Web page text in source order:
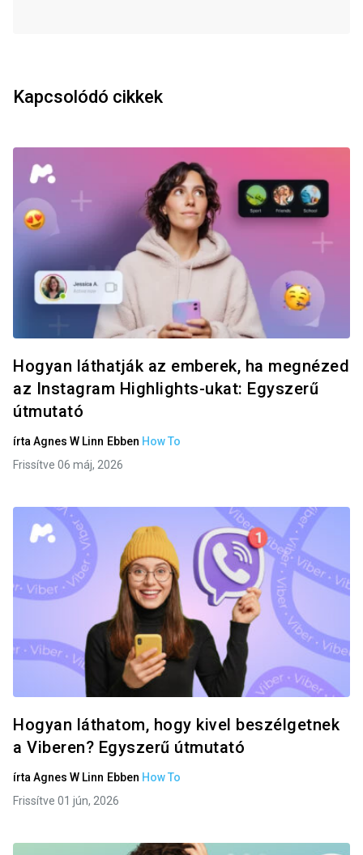
Kapcsolódó cikkek
Hogyan láthatják az emberek, ha megnézed
az Instagram Highlights-ukat: Egyszerű
útmutató
írta Agnes W Linn Ebben How To
Frissítve 06 máj, 2026
Hogyan láthatom, hogy kivel beszélgetnek
a Viberen? Egyszerű útmutató
írtaAgnes W Linn Ebben How To
Frissítve 01 jún, 2026